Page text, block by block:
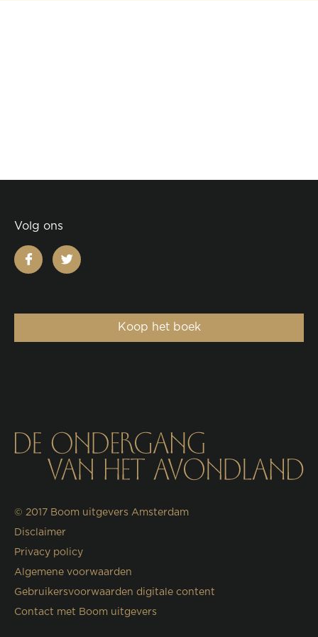
Volg ons
facebooktwitter
Koop het boek
© 2017 Boom uitgevers Amsterdam
Disclaimer
Privacy policy
Algemene voorwaarden
Gebruikersvoorwaarden digitale content
Contact met Boom uitgevers